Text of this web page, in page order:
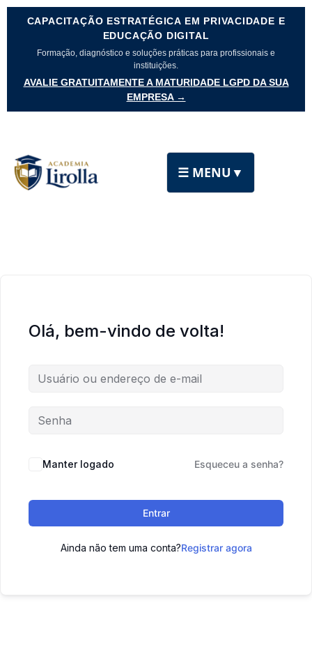
CAPACITAÇÃO ESTRATÉGICA EM PRIVACIDADE E
EDUCAÇÃO DIGITAL
Formação, diagnóstico e soluções práticas para profissionais e
instituições.
AVALIE GRATUITAMENTE A MATURIDADE LGPD DA SUA
EMPRESA →
☰ MENU ▼
Olá, bem-vindo de volta!
Manter logado Esqueceu a senha?
Entrar
Ainda não tem uma conta?Registrar agora